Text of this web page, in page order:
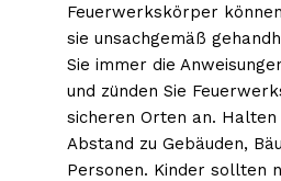
Feuerwerkskörper
sie unsachgemäß
Sie immer die
und zünden Sie
sicheren Orten an. Halten
Abstand zu Gebäuden,
Personen. Kinder sollten